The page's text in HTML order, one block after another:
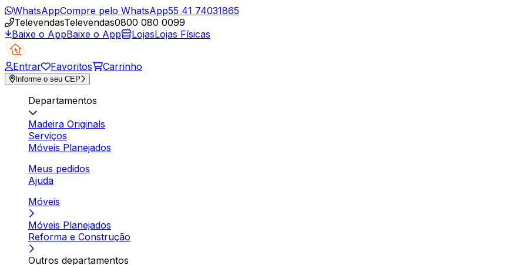
WhatsAppCompre pelo WhatsApp55 41 74031865
TelevendasTelevendas0800 080 0099
Baixe o AppBaixe o App LojasLojas Físicas
Entrar Favoritos Carrinho
Informe o seu CEP
Departamentos
Madeira Originals
Serviços
Móveis Planejados
Meus pedidos
Ajuda
Móveis
Móveis Planejados
Reforma e Construção
Outros departamentos